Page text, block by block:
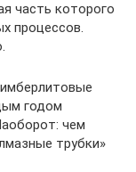
часть которого
процессов.
годом
чем
трубки»